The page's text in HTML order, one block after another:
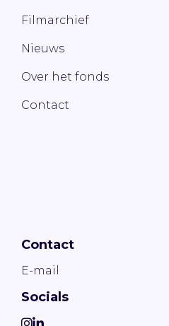
Filmarchief
Nieuws
Over het fonds
Contact
Contact
E-mail
Socials